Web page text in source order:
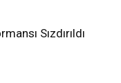
Sızdırıldı